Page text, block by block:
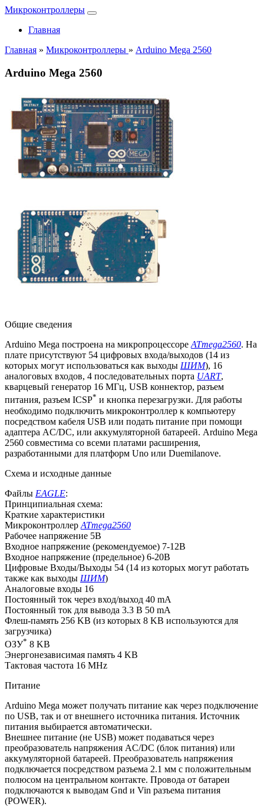
Микроконтроллеры
Главная
Главная » Микроконтроллеры » Arduino Mega 2560
Arduino Mega 2560
Общие сведения
Arduino Mega построена на микропроцессореATmega2560. На
плате присутствуют 54 цифровых входа/выходов (14 из
которых могут использоваться как выходы ШИМ), 16
аналоговых входов, 4 последовательных порта UART,
кварцевый генератор 16 МГц, USB коннектор, разъем
питания, разъем ICSP* и кнопка перезагрузки. Для работы
необходимо подключить микроконтроллер к компьютеру
посредством кабеля USB или подать питание при помощи
адаптера AC/DC, или аккумуляторной батареей. Arduino Mega
2560 совместима со всеми платами расширения,
разработанными для платформ Uno или Duemilanove.
Схема и исходные данные
Файлы EAGLE:
Принципиальная схема:
Краткие характеристики
Микроконтроллер ATmega2560
Рабочее напряжение 5В
Входное напряжение (рекомендуемое) 7-12В
Входное напряжение (предельное) 6-20В
Цифровые Входы/Выходы 54 (14 из которых могут работать
также как выходы ШИМ)
Аналоговые входы 16
Постоянный ток через вход/выход 40 mA
Постоянный ток для вывода 3.3 В 50 mA
Флеш-память 256 KB (из которых 8 KB используются для
загрузчика)
ОЗУ* 8 KB
Энергонезависимая память 4 KB
Тактовая частота 16 MHz
Питание
Arduino Mega может получать питание как через подключение
по USB, так и от внешнего источника питания. Источник
питания выбирается автоматически.
Внешнее питание (не USB) может подаваться через
преобразователь напряжения AC/DC (блок питания) или
аккумуляторной батареей. Преобразователь напряжения
подключается посредством разъема 2.1 мм с положительным
полюсом на центральном контакте. Провода от батареи
подключаются к выводам Gnd и Vin разъема питания
(POWER).